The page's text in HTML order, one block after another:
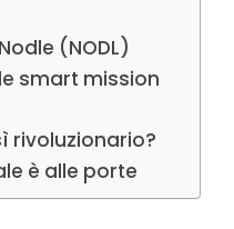
(NODL)
smart mission
rivoluzionario?
è alle porte